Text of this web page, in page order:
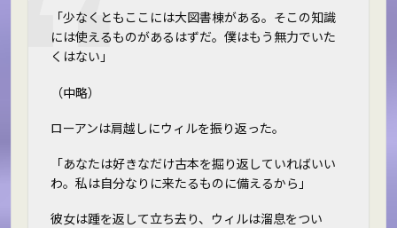
「少なくともここには大図書棟がある。そこの知識
には――使えるものがあるはずだ。僕はもう無力でいた
くはない」
（中略）
ローアンは肩越しにウィルを振り返った。
「あなたは好きなだけ古本を掘り返していればいい
わ。私は自分なりに来たるものに備えるから」
彼女は踵を返して立ち去り、ウィルは溜息をつい